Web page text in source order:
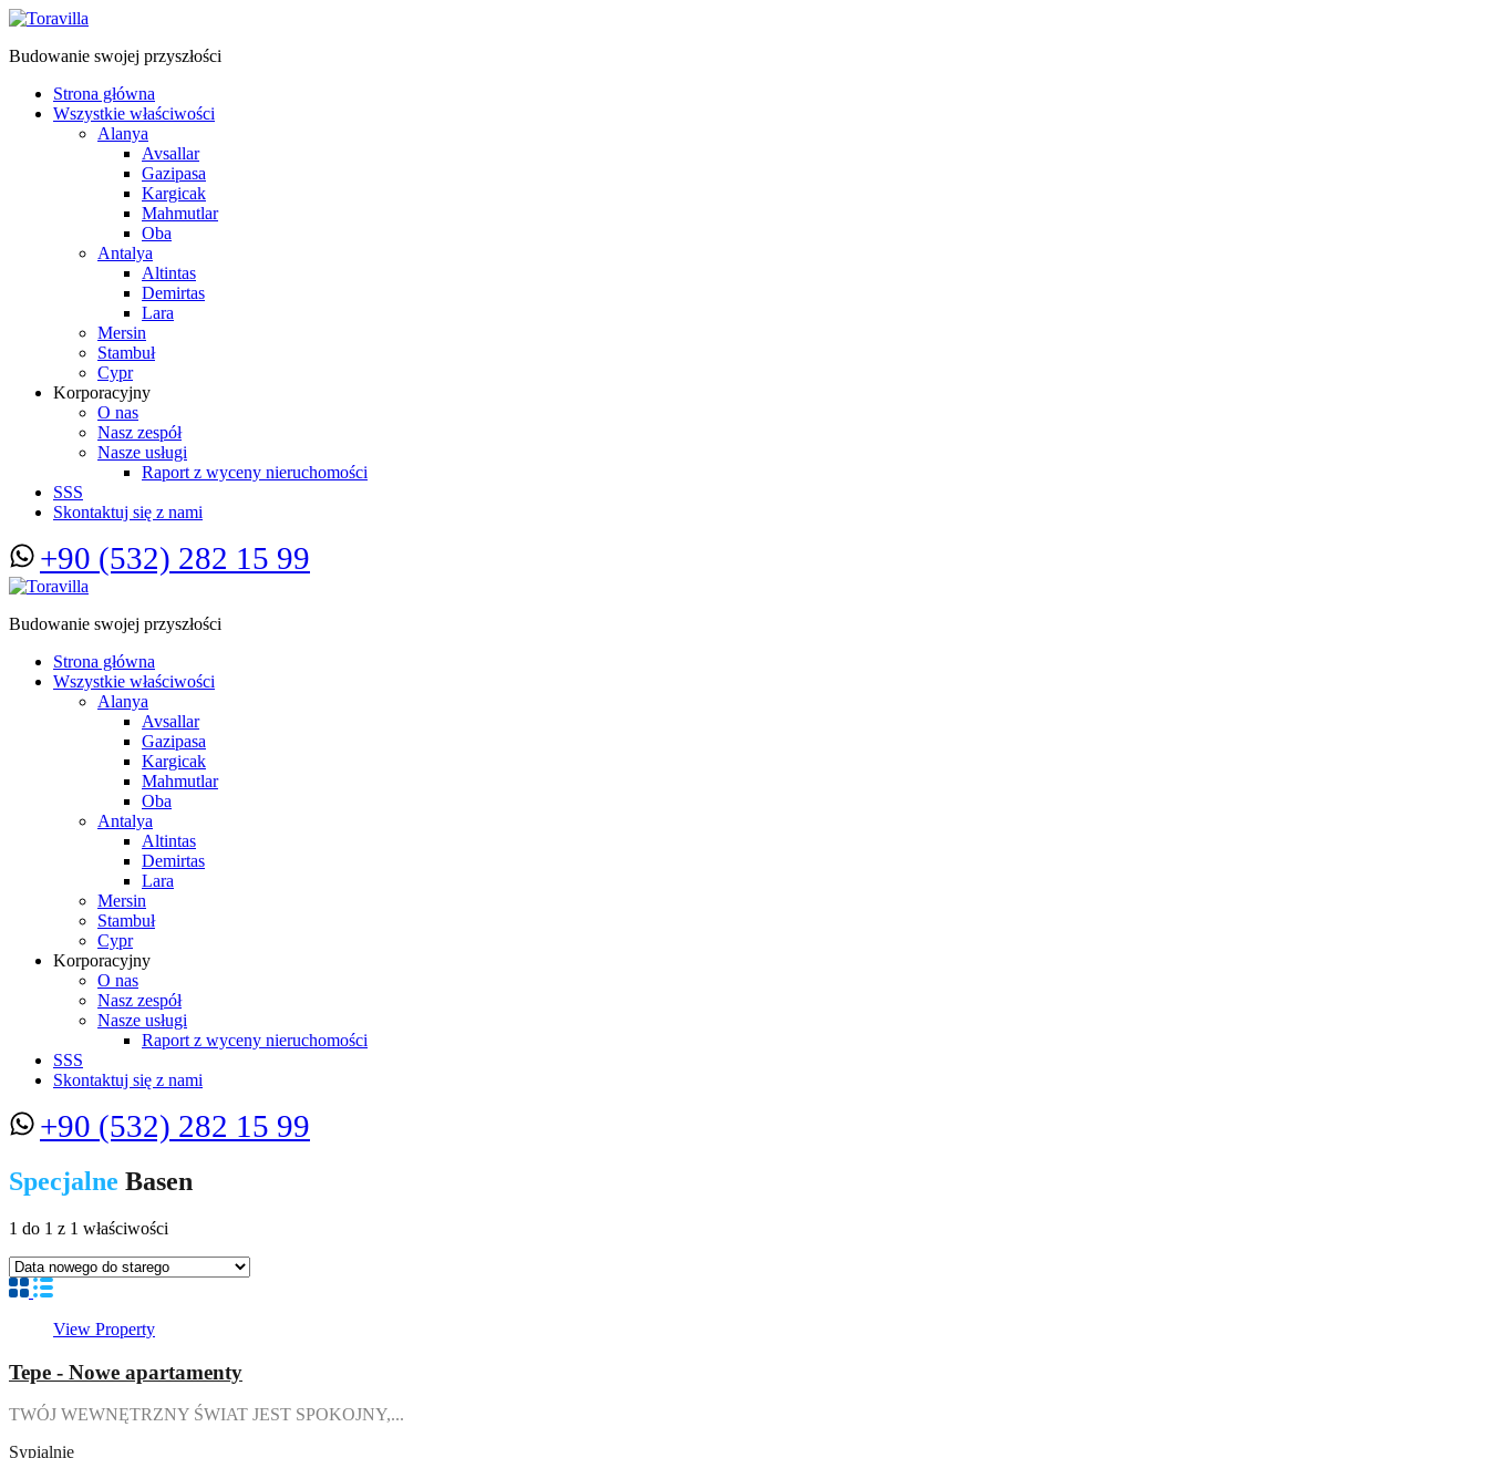
Budowanie swojej przyszłości
Strona główna
Wszystkie właściwości
Alanya
Avsallar
Gazipasa
Kargicak
Mahmutlar
Oba
Antalya
Altintas
Demirtas
Lara
Mersin
Stambuł
Cypr
Korporacyjny
O nas
Nasz zespół
Nasze usługi
Raport z wyceny nieruchomości
SSS
Skontaktuj się z nami
+90 (532) 282 15 99
Budowanie swojej przyszłości
Strona główna
Wszystkie właściwości
Alanya
Avsallar
Gazipasa
Kargicak
Mahmutlar
Oba
Antalya
Altintas
Demirtas
Lara
Mersin
Stambuł
Cypr
Korporacyjny
O nas
Nasz zespół
Nasze usługi
Raport z wyceny nieruchomości
SSS
Skontaktuj się z nami
+90 (532) 282 15 99
Specjalne Basen
1 do 1 z 1 właściwości
View Property
Tepe - Nowe apartamenty
TWÓJ WEWNĘTRZNY ŚWIAT JEST SPOKOJNY,...
Sypialnie